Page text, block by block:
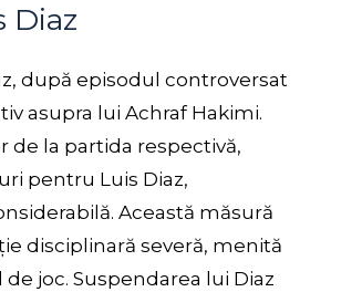
Diaz
după episodul controversat
asupra lui Achraf Hakimi.
de la partida respectivă,
pentru Luis Diaz,
Această măsură
disciplinară severă, menită
joc. Suspendarea lui Diaz